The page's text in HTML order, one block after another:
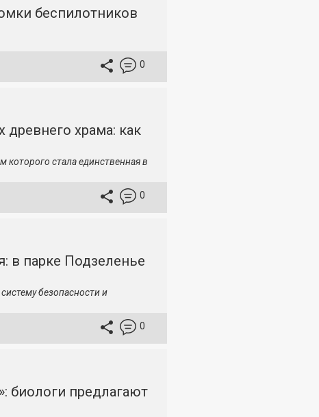
беспилотников
0
древнего храма: как
которого стала единственная в
0
в парке Подзеленье
безопасности и
0
биологи предлагают